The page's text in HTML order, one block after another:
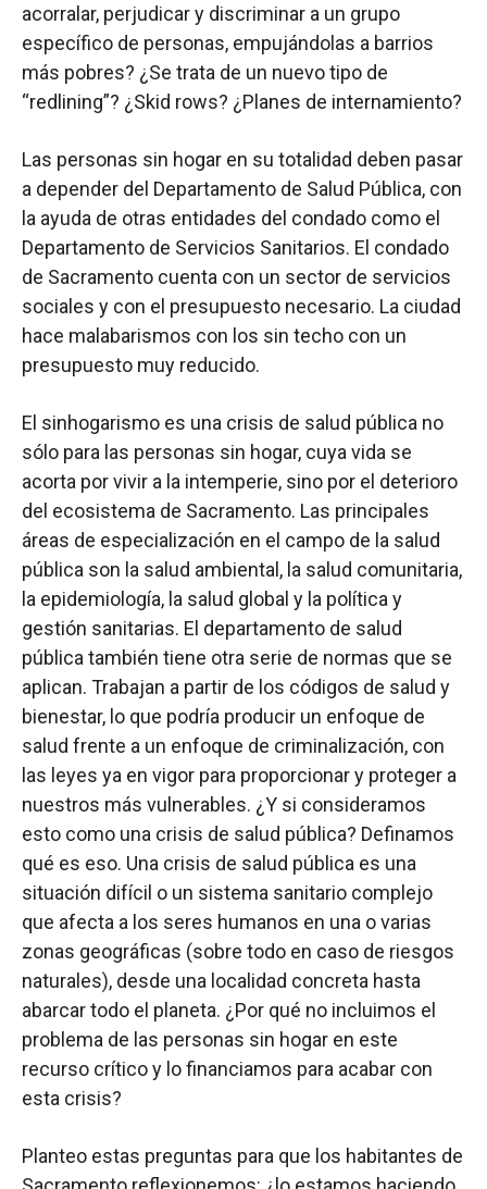
acorralar, perjudicar y discriminar a un grupo
específico de personas, empujándolas a barrios
más pobres? ¿Se trata de un nuevo tipo de
“redlining”? ¿Skid rows? ¿Planes de internamiento?
Las personas sin hogar en su totalidad deben pasar
a depender del Departamento de Salud Pública, con
la ayuda de otras entidades del condado como el
Departamento de Servicios Sanitarios. El condado
de Sacramento cuenta con un sector de servicios
sociales y con el presupuesto necesario. La ciudad
hace malabarismos con los sin techo con un
presupuesto muy reducido.
El sinhogarismo es una crisis de salud pública no
sólo para las personas sin hogar, cuya vida se
acorta por vivir a la intemperie, sino por el deterioro
del ecosistema de Sacramento. Las principales
áreas de especialización en el campo de la salud
pública son la salud ambiental, la salud comunitaria,
la epidemiología, la salud global y la política y
gestión sanitarias. El departamento de salud
pública también tiene otra serie de normas que se
aplican. Trabajan a partir de los códigos de salud y
bienestar, lo que podría producir un enfoque de
salud frente a un enfoque de criminalización, con
las leyes ya en vigor para proporcionar y proteger a
nuestros más vulnerables. ¿Y si consideramos
esto como una crisis de salud pública? Definamos
qué es eso. Una crisis de salud pública es una
situación difícil o un sistema sanitario complejo
que afecta a los seres humanos en una o varias
zonas geográficas (sobre todo en caso de riesgos
naturales), desde una localidad concreta hasta
abarcar todo el planeta. ¿Por qué no incluimos el
problema de las personas sin hogar en este
recurso crítico y lo financiamos para acabar con
esta crisis?
Planteo estas preguntas para que los habitantes de